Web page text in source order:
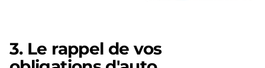
3. Le rappel de vos